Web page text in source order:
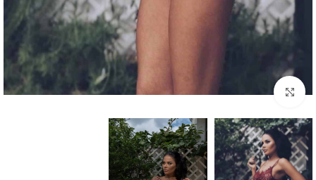
Click to enlarge